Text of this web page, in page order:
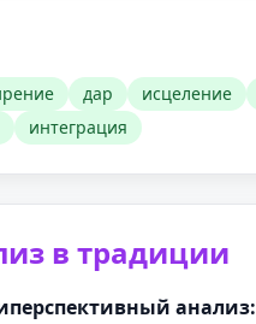
дар исцеление
интеграция
в традиции
анализ: